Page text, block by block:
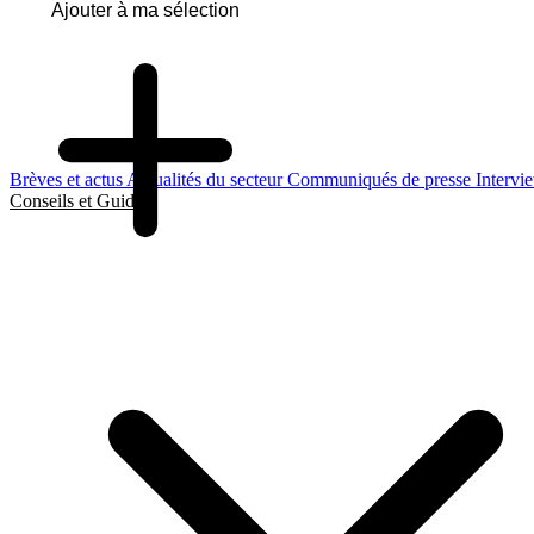
Brèves et actus Actualités du secteurCommuniqués de presse
Conseils et Guides
Ajouter à ma sélection